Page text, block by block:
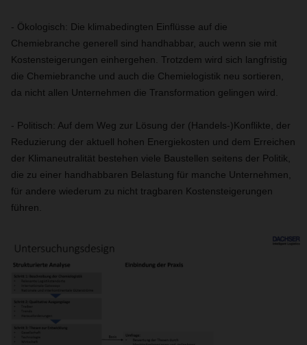
- Ökologisch: Die klimabedingten Einflüsse auf die
Chemiebranche generell sind handhabbar, auch wenn sie mit
Kostensteigerungen einhergehen. Trotzdem wird sich langfristig
die Chemiebranche und auch die Chemielogistik neu sortieren,
da nicht allen Unternehmen die Transformation gelingen wird.
- Politisch: Auf dem Weg zur Lösung der (Handels-)Konflikte, der
Reduzierung der aktuell hohen Energiekosten und dem Erreichen
der Klimaneutralität bestehen viele Baustellen seitens der Politik,
die zu einer handhabbaren Belastung für manche Unternehmen,
für andere wiederum zu nicht tragbaren Kostensteigerungen
führen.